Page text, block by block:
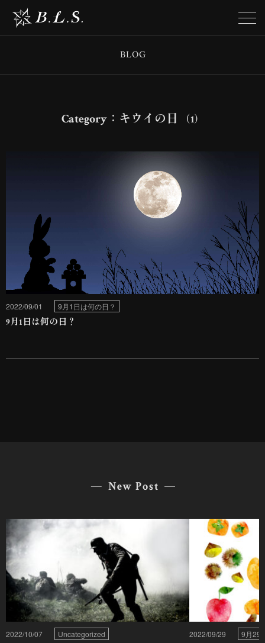
BLOG
Category：キウイの日 （1）
2022/09/01 9月1日は何の日？
9月1日は何の日？
New Post
2022/10/07 Uncategorized 2022/09/29 9月29